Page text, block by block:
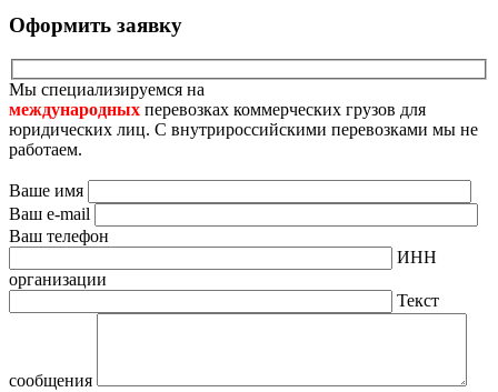
Оформить заявку
Мы специализируемся на
международных перевозках коммерческих грузов для
юридических лиц. С внутрироссийскими перевозками мы не
работаем.
Ваше имя
Ваш e-mail
Ваш телефон
ИНН
организации
Текст
сообщения